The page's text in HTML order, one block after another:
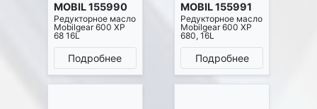
MOBIL 155990
Редукторное масло
Mobilgear 600 XP
68 16L
Подробнее
MOBIL 155991
Редукторное масло
Mobilgear 600 XP
680, 16L
Подробнее